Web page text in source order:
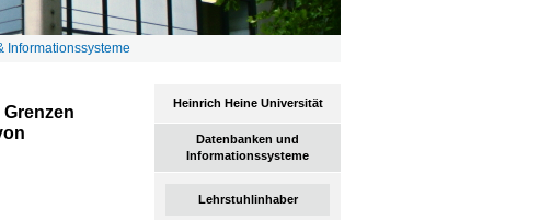
Informationssysteme
Heinrich Heine Universität
Datenbanken und
Informationssysteme
Lehrstuhlinhaber